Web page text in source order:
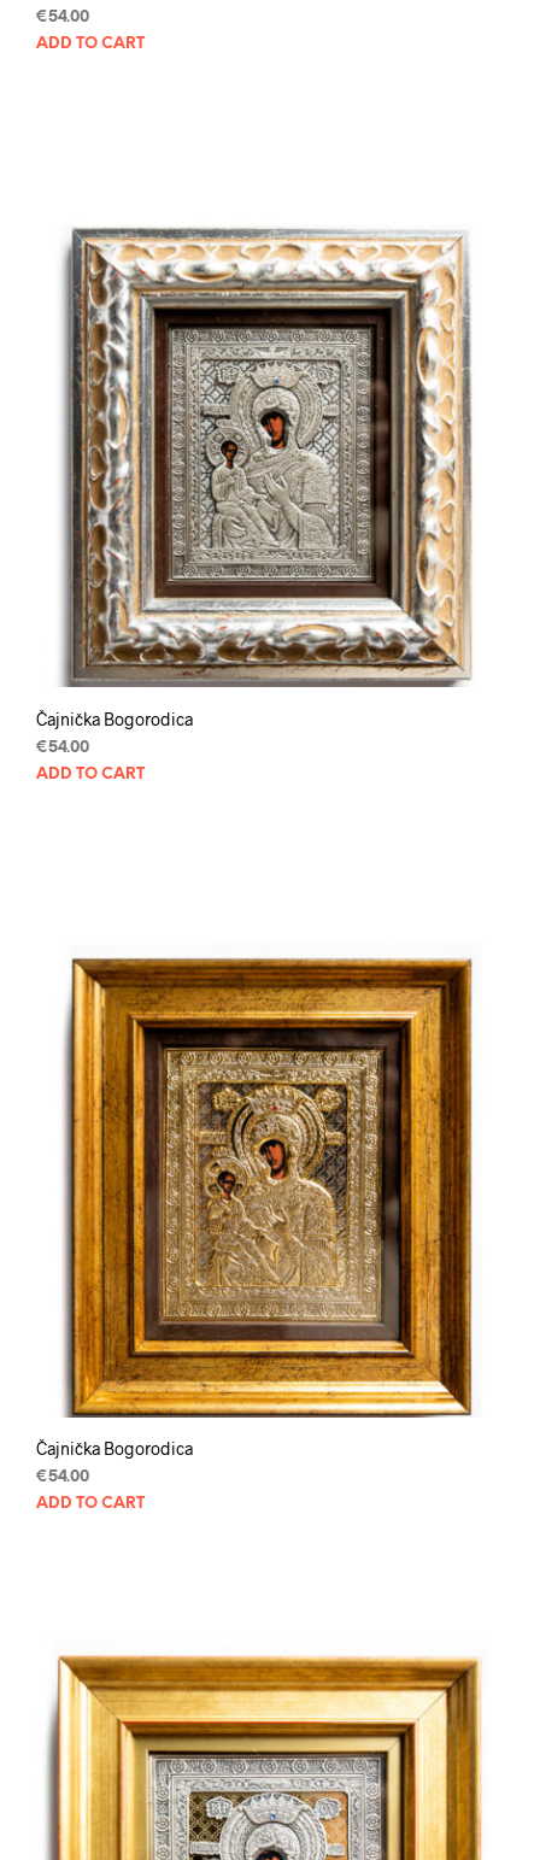
€54.00
ADD TO CART
Čajnička Bogorodica
€54.00
ADD TO CART
Čajnička Bogorodica
€54.00
ADD TO CART